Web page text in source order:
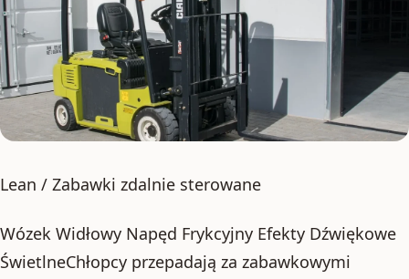
Lean / Zabawki zdalnie sterowane
Wózek Widłowy Napęd Frykcyjny Efekty Dźwiękowe
ŚwietlneChłopcy przepadają za zabawkowymi